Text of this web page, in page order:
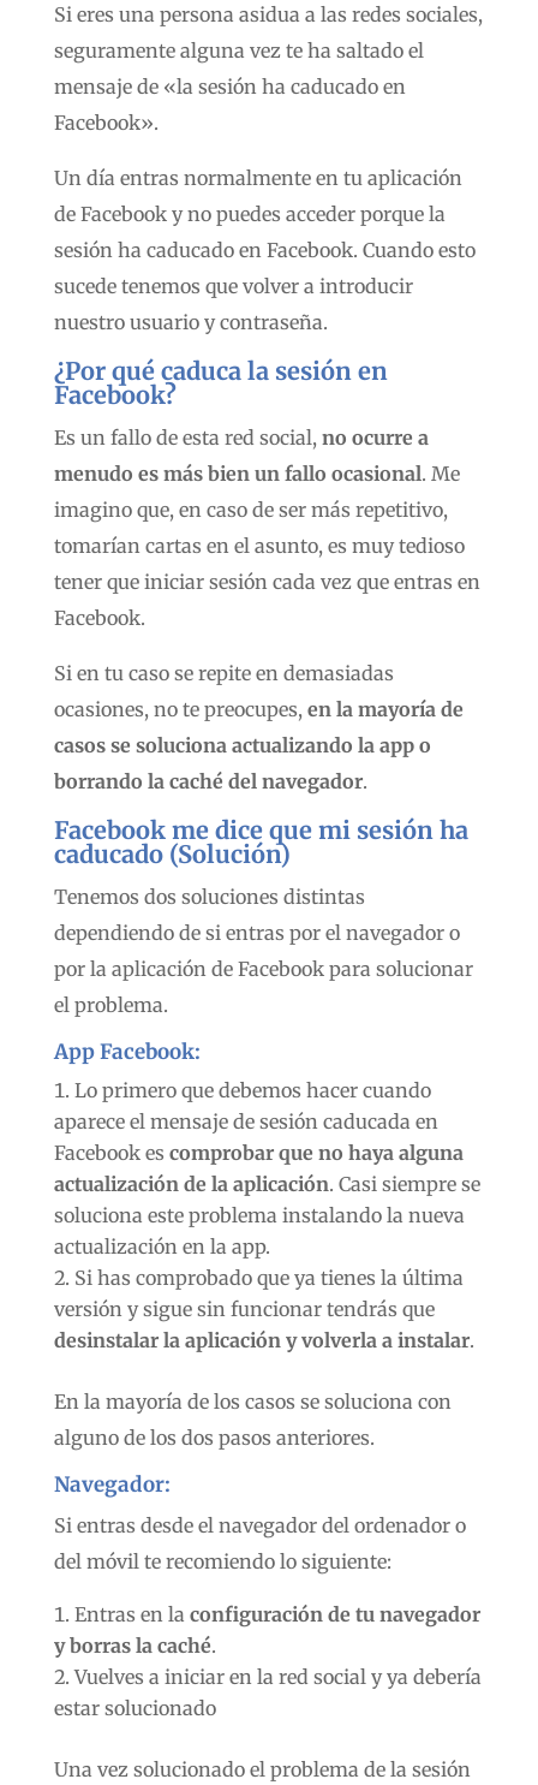
Si eres una persona asidua a las redes sociales,
seguramente alguna vez te ha saltado el
mensaje de «la sesión ha caducado en
Facebook».
Un día entras normalmente en tu aplicación
de Facebook y no puedes acceder porque la
sesión ha caducado en Facebook. Cuando esto
sucede tenemos que volver a introducir
nuestro usuario y contraseña.
¿Por qué caduca la sesión en
Facebook?
Es un fallo de esta red social, no ocurre a
menudo es más bien un fallo ocasional. Me
imagino que, en caso de ser más repetitivo,
tomarían cartas en el asunto, es muy tedioso
tener que iniciar sesión cada vez que entras en
Facebook.
Si en tu caso se repite en demasiadas
ocasiones, no te preocupes, en la mayoría de
casos se soluciona actualizando la app o
borrando la caché del navegador.
Facebook me dice que mi sesión ha
caducado (Solución)
Tenemos dos soluciones distintas
dependiendo de si entras por el navegador o
por la aplicación de Facebook para solucionar
el problema.
App Facebook:
Lo primero que debemos hacer cuando
aparece el mensaje de sesión caducada en
Facebook es comprobar que no haya alguna
actualización de la aplicación. Casi siempre se
soluciona este problema instalando la nueva
actualización en la app.
Si has comprobado que ya tienes la última
versión y sigue sin funcionar tendrás que
desinstalar la aplicación y volverla a instalar.
En la mayoría de los casos se soluciona con
alguno de los dos pasos anteriores.
Navegador:
Si entras desde el navegador del ordenador o
del móvil te recomiendo lo siguiente:
Entras en la configuración de tu navegador
y borras la caché.
Vuelves a iniciar en la red social y ya debería
estar solucionado
Una vez solucionado el problema de la sesión